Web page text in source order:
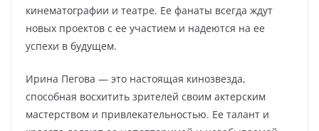
кинематографии и театре. Ее фанаты всегда ждут
новых проектов с ее участием и надеются на ее
успехи в будущем.
Ирина Пегова — это настоящая кинозвезда,
способная восхитить зрителей своим актерским
мастерством и привлекательностью. Ее талант и